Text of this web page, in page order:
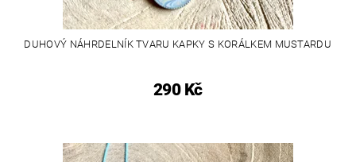
DUHOVÝ NÁHRDELNÍK TVARU KAPKY S KORÁLKEM MUSTARDU
290 Kč